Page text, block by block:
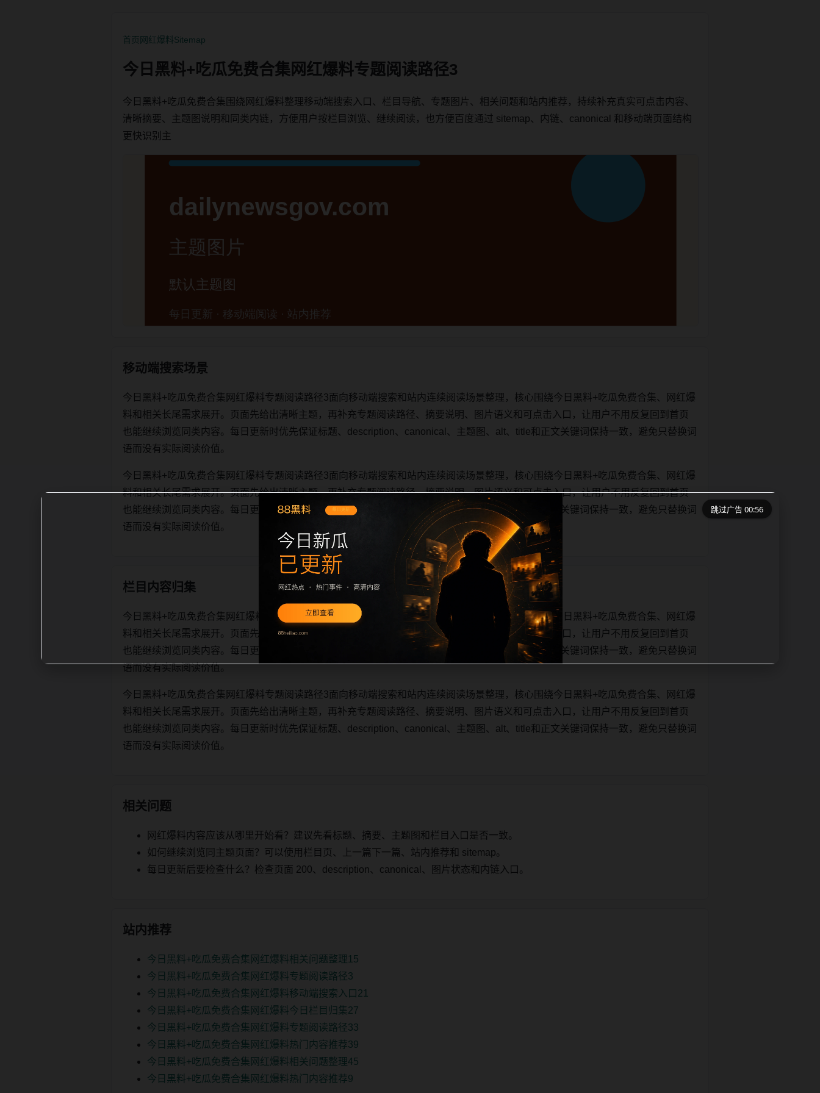
首页网红爆料Sitemap
今日黑料+吃瓜免费合集网红爆料专题阅读路径3
今日黑料+吃瓜免费合集围绕网红爆料整理移动端搜索入口、栏目导航、专题图片、相关问题和站内推荐，持续补充真实可点击内容、
清晰摘要、主题图说明和同类内链，方便用户按栏目浏览、继续阅读，也方便百度通过 sitemap、内链、canonical 和移动端页面结构
更快识别主
移动端搜索场景
今日黑料+吃瓜免费合集网红爆料专题阅读路径3面向移动端搜索和站内连续阅读场景整理，核心围绕今日黑料+吃瓜免费合集、网红爆
料和相关长尾需求展开。页面先给出清晰主题，再补充专题阅读路径、摘要说明、图片语义和可点击入口，让用户不用反复回到首页
也能继续浏览同类内容。每日更新时优先保证标题、description、canonical、主题图、alt、title和正文关键词保持一致，避免只替换词
语而没有实际阅读价值。
今日黑料+吃瓜免费合集网红爆料专题阅读路径3面向移动端搜索和站内连续阅读场景整理，核心围绕今日黑料+吃瓜免费合集、网红爆
料和相关长尾需求展开。页面先给出清晰主题，再补充专题阅读路径、摘要说明、图片语义和可点击入口，让用户不用反复回到首页
也能继续浏览同类内容。每日更新时优先保证标题、description、canonical、主题图、alt、title和正文关键词保持一致，避免只替换词
语而没有实际阅读价值。
栏目内容归集
今日黑料+吃瓜免费合集网红爆料专题阅读路径3面向移动端搜索和站内连续阅读场景整理，核心围绕今日黑料+吃瓜免费合集、网红爆
料和相关长尾需求展开。页面先给出清晰主题，再补充专题阅读路径、摘要说明、图片语义和可点击入口，让用户不用反复回到首页
也能继续浏览同类内容。每日更新时优先保证标题、description、canonical、主题图、alt、title和正文关键词保持一致，避免只替换词
语而没有实际阅读价值。
今日黑料+吃瓜免费合集网红爆料专题阅读路径3面向移动端搜索和站内连续阅读场景整理，核心围绕今日黑料+吃瓜免费合集、网红爆
料和相关长尾需求展开。页面先给出清晰主题，再补充专题阅读路径、摘要说明、图片语义和可点击入口，让用户不用反复回到首页
也能继续浏览同类内容。每日更新时优先保证标题、description、canonical、主题图、alt、title和正文关键词保持一致，避免只替换词
语而没有实际阅读价值。
相关问题
网红爆料内容应该从哪里开始看？建议先看标题、摘要、主题图和栏目入口是否一致。
如何继续浏览同主题页面？可以使用栏目页、上一篇下一篇、站内推荐和 sitemap。
每日更新后要检查什么？检查页面 200、description、canonical、图片状态和内链入口。
站内推荐
今日黑料+吃瓜免费合集网红爆料相关问题整理15
今日黑料+吃瓜免费合集网红爆料专题阅读路径3
今日黑料+吃瓜免费合集网红爆料移动端搜索入口21
今日黑料+吃瓜免费合集网红爆料今日栏目归集27
今日黑料+吃瓜免费合集网红爆料专题阅读路径33
今日黑料+吃瓜免费合集网红爆料热门内容推荐39
今日黑料+吃瓜免费合集网红爆料相关问题整理45
今日黑料+吃瓜免费合集网红爆料热门内容推荐9
跳过广告 00:56